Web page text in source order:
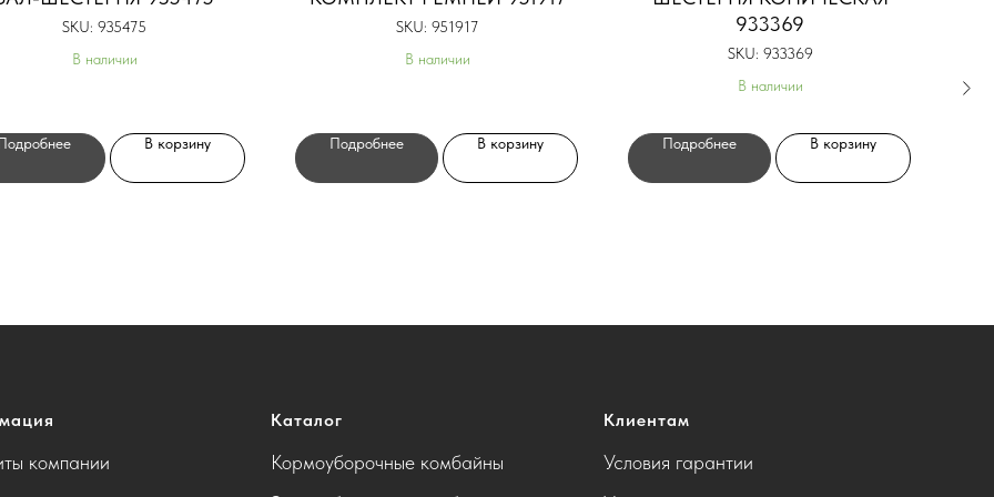
SKU: 935475
В наличии
В корзину
SKU: 951917
В наличии
Подробнее В корзину
933369
SKU: 933369
В наличии
Подробнее В корзину
компании
Каталог
Кормоуборочные комбайны
Клиентам
Условия гарантии